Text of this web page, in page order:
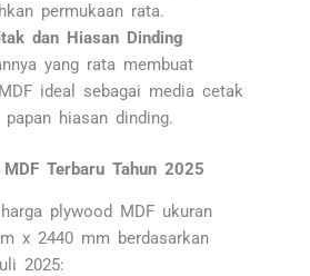
permukaan rata.
dan Hiasan Dinding
yang rata membuat
ideal sebagai media cetak
hiasan dinding.
Terbaru Tahun 2025
plywood MDF ukuran
x 2440 mm berdasarkan
2025: